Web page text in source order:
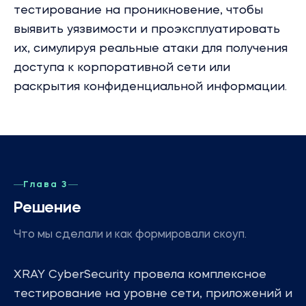
тестирование на проникновение, чтобы
выявить уязвимости и проэксплуатировать
их, симулируя реальные атаки для получения
доступа к корпоративной сети или
раскрытия конфиденциальной информации.
Глава 3
Решение
Что мы сделали и как формировали скоуп.
XRAY CyberSecurity провела комплексное
тестирование на уровне сети, приложений и